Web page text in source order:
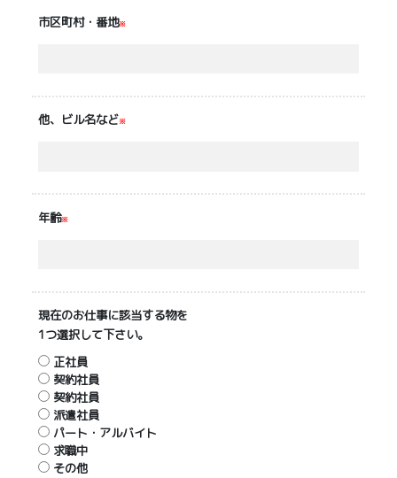
市区町村・番地※
他、ビル名など※
年齢※
現在のお仕事に該当する物を
1つ選択して下さい。
正社員
契約社員
契約社員
派遣社員
パート・アルバイト
求職中
その他